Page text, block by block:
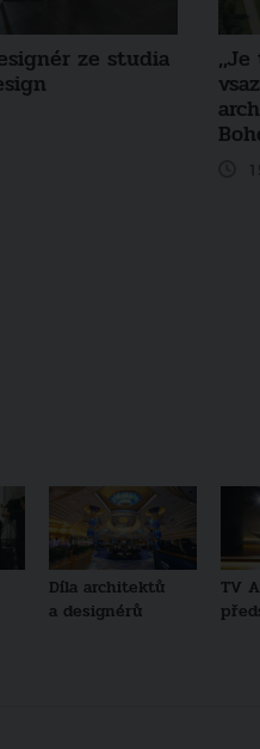
ze studia
Díla architektů
a designérů
TV